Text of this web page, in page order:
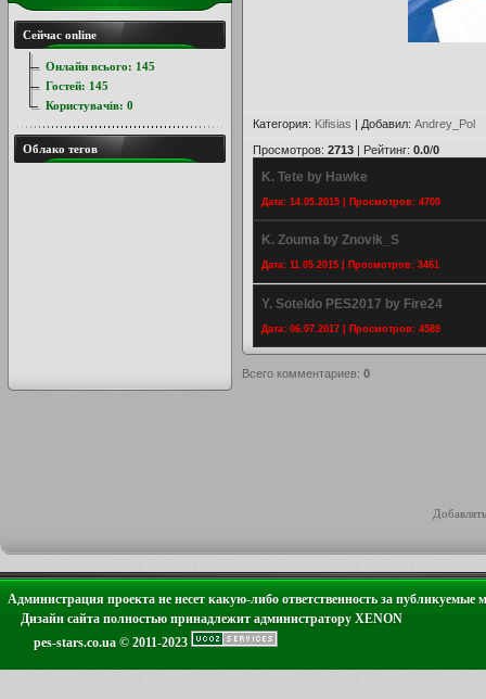
Категория: Kifisias | Добавил: Andrey_Pol
Просмотров: 2713 | Рейтинг: 0.0/0
K. Tete by Hawke
Дата: 14.05.2015 | Просмотров: 4700
K. Zouma by Znovik_S
Дата: 11.05.2015 | Просмотров: 3461
Y. Soteldo PES2017 by Fire24
Дата: 06.07.2017 | Просмотров: 4589
Всего комментариев: 0
Сейчас online
Онлайн всього: 145
Гостей: 145
Користувачів: 0
Облако тегов
Администрация проекта не несет какую-либо ответственность за публикуемые
Дизайн сайта полностью принадлежит администратору XENON
pes-stars.co.ua © 2011-2023